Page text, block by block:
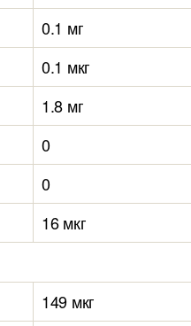
0.1 мг
0.1 мкг
1.8 мг
0
0
16 мкг
149 мкг